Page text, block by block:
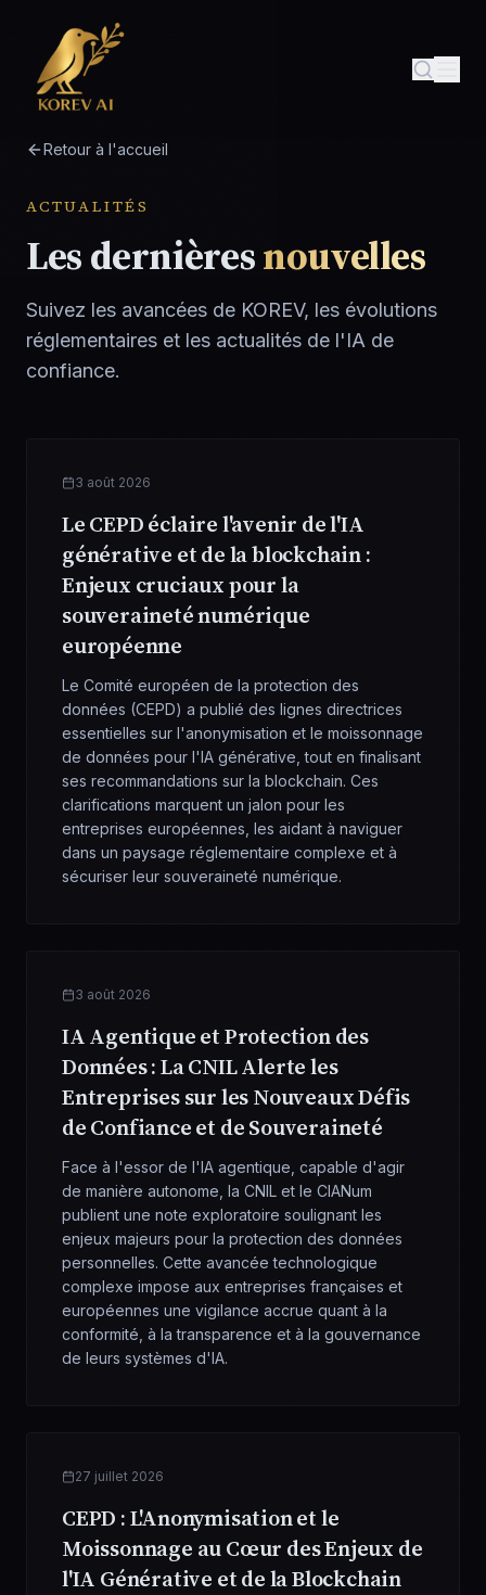
Retour à l'accueil
ACTUALITÉS
Les dernièresnouvelles
Suivez les avancées de KOREV, les évolutions
réglementaires et les actualités de l'IA de
confiance.
3 août 2026
Le CEPD éclaire l'avenir de l'IA
générative et de la blockchain :
Enjeux cruciaux pour la
souveraineté numérique
européenne
Le Comité européen de la protection des
données (CEPD) a publié des lignes directrices
essentielles sur l'anonymisation et le moissonnage
de données pour l'IA générative, tout en finalisant
ses recommandations sur la blockchain. Ces
clarifications marquent un jalon pour les
entreprises européennes, les aidant à naviguer
dans un paysage réglementaire complexe et à
sécuriser leur souveraineté numérique.
3 août 2026
IA Agentique et Protection des
Données : La CNIL Alerte les
Entreprises sur les Nouveaux Défis
de Confiance et de Souveraineté
Face à l'essor de l'IA agentique, capable d'agir
de manière autonome, la CNIL et le CIANum
publient une note exploratoire soulignant les
enjeux majeurs pour la protection des données
personnelles. Cette avancée technologique
complexe impose aux entreprises françaises et
européennes une vigilance accrue quant à la
conformité, à la transparence et à la gouvernance
de leurs systèmes d'IA.
27 juillet 2026
CEPD : L'Anonymisation et le
Moissonnage au Cœur des Enjeux de
l'IA Générative et de la Blockchain